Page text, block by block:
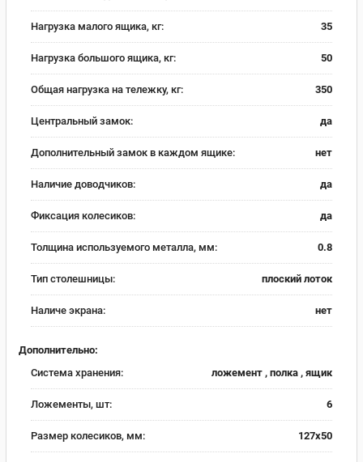
Нагрузка малого ящика, кг: 35
Нагрузка большого ящика, кг: 50
Общая нагрузка на тележку, кг: 350
Центральный замок: да
Дополнительный замок в каждом ящике: нет
Наличие доводчиков: да
Фиксация колесиков: да
Толщина используемого металла, мм: 0.8
Тип столешницы: плоский лоток
Наличе экрана: нет
Дополнительно:
Система хранения:
ложемент , полка , ящик
Ложементы, шт: 6
Размер колесиков, мм: 127х50